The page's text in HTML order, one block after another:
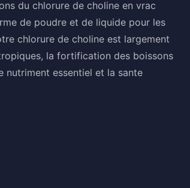
du chlorure de choline en vrac
de poudre et de liquide pour les
chlorure de choline est largement
la fortification des boissons
nutriment essentiel et la sante